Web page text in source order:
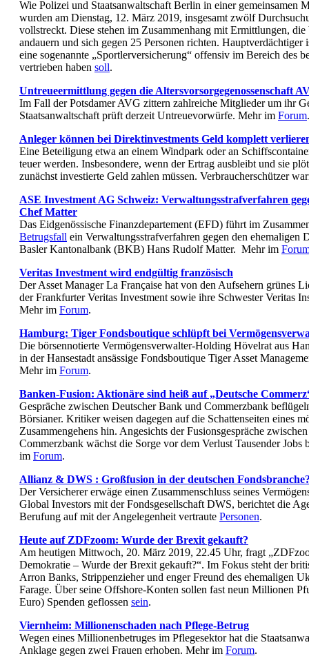
Wie Polizei und Staatsanwaltschaft Berlin in einer gemeinsamen
wurden am Dienstag, 12. März 2019, insgesamt zwölf
vollstreckt. Diese stehen im Zusammenhang mit Ermittlungen, die
andauern und sich gegen 25 Personen richten. Hauptverdächtiger
eine sogenannte „Sportlerversicherung“ offensiv im Bereich des
vertrieben haben soll.
Untreueermittlung gegen die Altersvorsorgegenossenschaft
Im Fall der Potsdamer AVG zittern zahlreiche Mitglieder um ihr
Staatsanwaltschaft prüft derzeit Untreuevorwürfe. Mehr im Forum.
Anleger können bei Direktinvestments Geld komplett
Eine Beteiligung etwa an einem Windpark oder an
teuer werden. Insbesondere, wenn der Ertrag ausbleibt und sie
zunächst investierte Geld zahlen müssen. Verbraucherschützer
ASE Investment AG Schweiz: Verwaltungsstrafverfahren
Chef Matter
Das Eidgenössische Finanzdepartement (EFD) führt im
Betrugsfall ein Verwaltungsstrafverfahren gegen den ehemaligen
Basler Kantonalbank (BKB) Hans Rudolf Matter. Mehr im
Veritas Investment wird endgültig französisch
Der Asset Manager La Française hat von den Aufsehern grünes
der Frankfurter Veritas Investment sowie ihre Schwester Veritas
Mehr im Forum.
Hamburg: Tiger Fondsboutique schlüpft bei
Die börsennotierte Vermögensverwalter-Holding Hövelrat aus
in der Hansestadt ansässige Fondsboutique Tiger Asset
Mehr im Forum.
Banken-Fusion: Aktionäre sind heiß auf „Deutsche
Gespräche zwischen Deutscher Bank und Commerzbank
Börsianer. Kritiker weisen dagegen auf die Schattenseiten eines
Zusammengehens hin. Angesichts der Fusionsgespräche
Commerzbank wächst die Sorge vor dem Verlust Tausender Jobs
im Forum.
Allianz & DWS : Großfusion in der deutschen
Der Versicherer erwäge einen Zusammenschluss seines
Global Investors mit der Fondsgesellschaft DWS, berichtet die
Berufung auf mit der Angelegenheit vertraute Personen.
Heute auf ZDFzoom: Wurde der Brexit gekauft?
Am heutigen Mittwoch, 20. März 2019, 22.45 Uhr, fragt
Demokratie – Wurde der Brexit gekauft?“. Im Fokus steht der
Arron Banks, Strippenzieher und enger Freund des ehemaligen
Farage. Über seine Offshore-Konten sollen fast neun Millionen
Euro) Spenden geflossen sein.
Viernheim: Millionenschaden nach Pflege-Betrug
Wegen eines Millionenbetruges im Pflegesektor hat die
Anklage gegen zwei Frauen erhoben. Mehr im Forum.